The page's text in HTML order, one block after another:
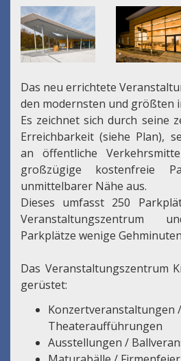
Das neu errichtete
den modernsten und größten
Es zeichnet sich durch seine
Erreichbarkeit (siehe Plan),
an öffentliche
großzügige kostenfreie
unmittelbarer Nähe aus.
Dieses umfasst 250
Veranstaltungszentrum
Parkplätze wenige
Das Veranstaltungszentrum
gerüstet:
Konzertveranstaltungen /
Theateraufführungen
Ausstellungen /